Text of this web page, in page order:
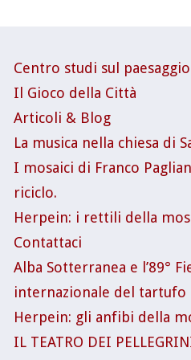
Centro studi sul
Il Gioco della Città
Articoli & Blog
La musica nella chiesa di
I mosaici di Franco
riciclo.
Herpein: i rettili della
Contattaci
Alba Sotterranea e l’89°
internazionale del tartufo
Herpein: gli anfibi della
IL TEATRO DEI